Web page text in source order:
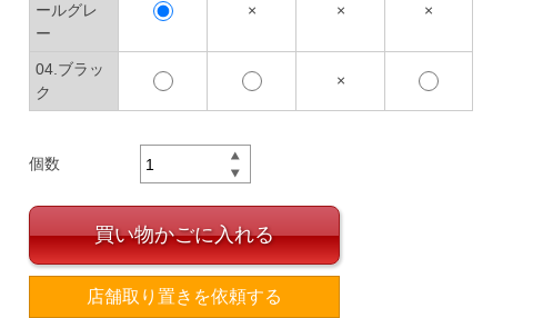
ールグレ
ー
× × ×
04.ブラッ
ク
×
個数
買い物かごに入れる
店舗取り置きを依頼する